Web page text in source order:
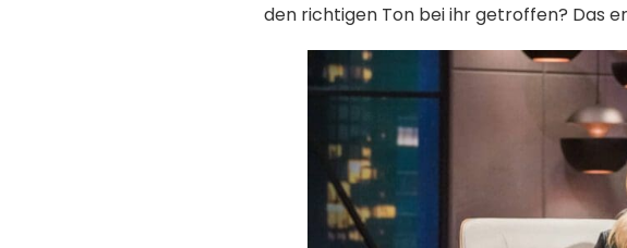
den richtigen Ton bei ihr getroffen? Das